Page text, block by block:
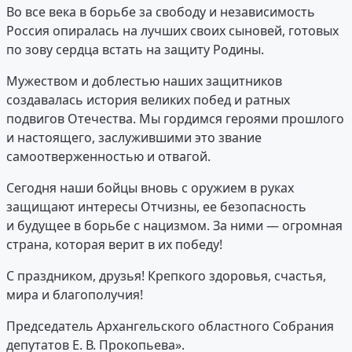
Во все века в борьбе за свободу и независимость
Россия опиралась на лучших своих сыновей, готовых
по зову сердца встать на защиту Родины.
Мужеством и доблестью наших защитников
создавалась история великих побед и ратных
подвигов Отечества. Мы гордимся героями прошлого
и настоящего, заслужившими это звание
самоотверженностью и отвагой.
Сегодня наши бойцы вновь с оружием в руках
защищают интересы Отчизны, ее безопасность
и будущее в борьбе с нацизмом. За ними — огромная
страна, которая верит в их победу!
С праздником, друзья! Крепкого здоровья, счастья,
мира и благополучия!
Председатель Архангельского областного Собрания
депутатов Е. В. Прокопьева».